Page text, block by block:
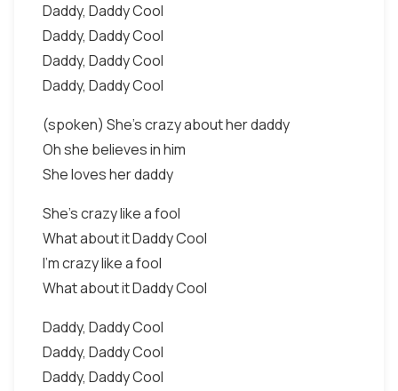
Daddy, Daddy Cool
Daddy, Daddy Cool
Daddy, Daddy Cool
Daddy, Daddy Cool
(spoken) She's crazy about her daddy
Oh she believes in him
She loves her daddy
She's crazy like a fool
What about it Daddy Cool
I'm crazy like a fool
What about it Daddy Cool
Daddy, Daddy Cool
Daddy, Daddy Cool
Daddy, Daddy Cool